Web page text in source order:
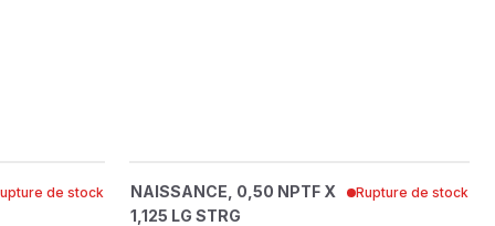
de stock
?
STRG SUPPLÉMENTAIRE SST
NAISSANCE, 0,50 NPTF X
1,125 LG STRG
Rupture de stock